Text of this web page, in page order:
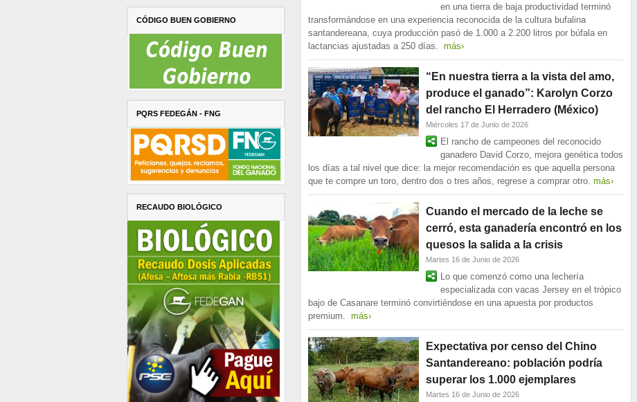
CÓDIGO BUEN GOBIERNO
PQRS FEDEGÁN - FNG
RECAUDO BIOLÓGICO
en una tierra de baja productividad terminó
transformándose en una experiencia reconocida de la cultura bufalina
santandereana, cuya producción pasó de 1.000 a 2.200 litros por búfala en
lactancias ajustadas a 250 días. más›
“En nuestra tierra a la vista del amo,
produce el ganado”: Karolyn Corzo
del rancho El Herradero (México)
Miércoles 17 de Junio de 2026
El rancho de campeones del reconocido
ganadero David Corzo, mejora genética todos
los días a tal nivel que dice: la mejor recomendación es que aquella persona
que te compre un toro, dentro dos o tres años, regrese a comprar otro. más›
Cuando el mercado de la leche se
cerró, esta ganadería encontró en los
quesos la salida a la crisis
Martes 16 de Junio de 2026
Lo que comenzó como una lechería
especializada con vacas Jersey en el trópico
bajo de Casanare terminó convirtiéndose en una apuesta por productos
premium. más›
Expectativa por censo del Chino
Santandereano: población podría
superar los 1.000 ejemplares
Martes 16 de Junio de 2026